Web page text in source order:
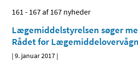
161 - 167 af 167 nyheder
Lægemiddelstyrelsen søger
Rådet for
|9. januar 2017 |